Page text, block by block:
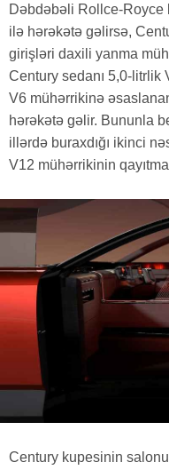
Dəbdəbəli Rollce-Royce
ilə hərəkətə gəlirsə,
girişləri daxili yanma
Century sedanı 5,0-litrlik
V6 mühərrikinə
hərəkətə gəlir. Bununla
illərdə buraxdığı ikinci
V12 mühərrikinin
Century kupesinin